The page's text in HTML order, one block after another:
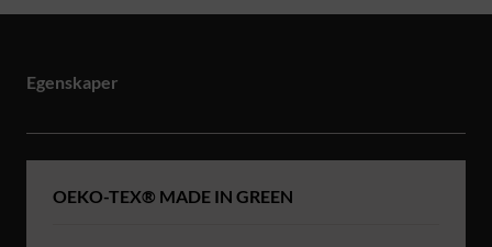
Egenskaper
OEKO-TEX® MADE IN GREEN